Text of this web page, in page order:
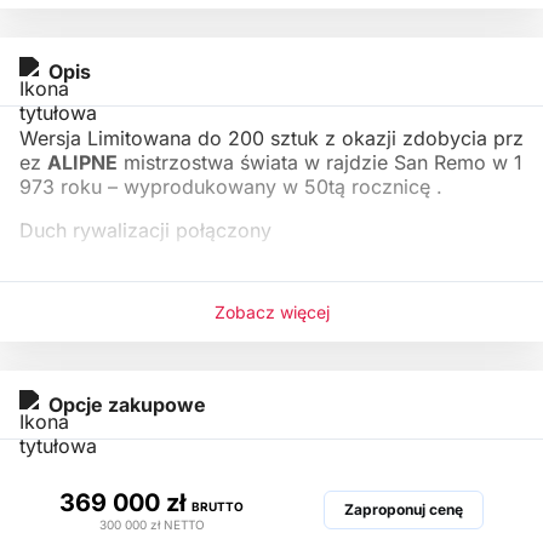
Opis
Wersja Limitowana do 200 sztuk z okazji zdobycia prz
ez ALIPNE mistrzostwa świata w rajdzie San Remo w 1
973 roku – wyprodukowany w 50tą rocznicę .
Duch rywalizacji połączony
Zobacz więcej
Opcje zakupowe
369 000 zł BRUTTO
300 000 zł NETTO
Zaproponuj cenę